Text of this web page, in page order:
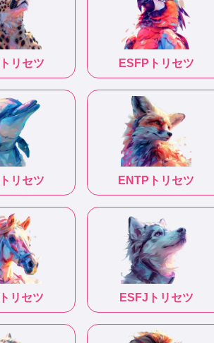
トリセツ ESFP トリセツ
トリセツ ENTP トリセツ
トリセツ ESFJ トリセツ